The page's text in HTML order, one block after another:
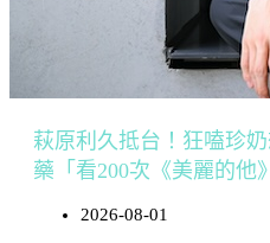
萩原利久抵台！狂嗑珍
藥「看200次《美麗的他
2026-08-01